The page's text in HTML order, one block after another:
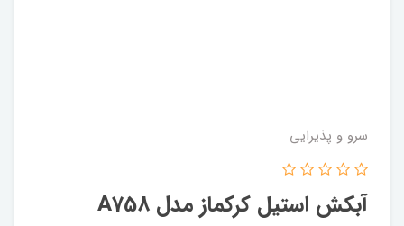
سرو و پذیرایی
آبکش استیل کرکماز مدل A758